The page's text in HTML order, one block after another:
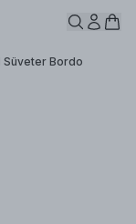
Süveter Bordo